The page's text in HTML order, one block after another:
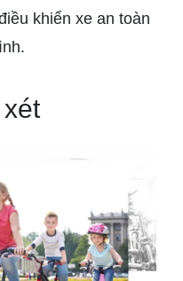
khiển xe an toàn